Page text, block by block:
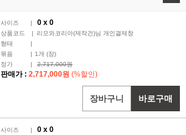
사이즈 0 x 0
상품코드
리모와코리아(제작건)님 개인결제창
형태
묶음
1개 (장)
정가
2,717,000원
판매가 : 2,717,000원 (%할인)
바로구매
장바구니
사이즈 0 x 0